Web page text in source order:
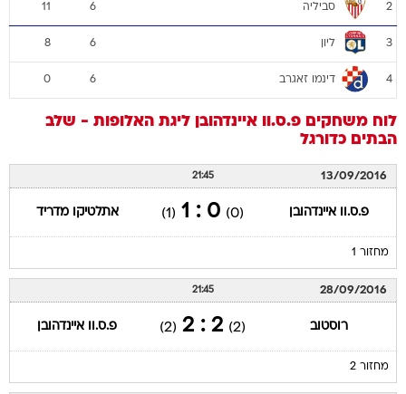
2 סביליה 6
11
3 ליון 6
8
4 דינמו זאגרב 6
0
לוח משחקים פ.ס.וו איינדהובן ליגת האלופות - שלב
הבתים כדורגל
13/09/2016
21:45
פ.ס.וו איינדהובן (0)
0 : 1
(1) אתלטיקו מדריד
מחזור 1
28/09/2016
21:45
רוסטוב (2)
2 : 2
(2) פ.ס.וו איינדהובן
מחזור 2